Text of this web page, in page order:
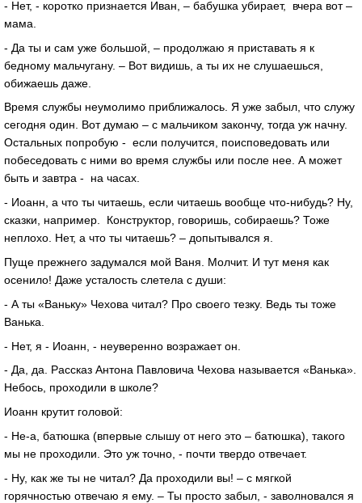
- Нет, - коротко признается Иван, – бабушка убирает, вчера вот –
мама.
- Да ты и сам уже большой, – продолжаю я приставать я к
бедному мальчугану. – Вот видишь, а ты их не слушаешься,
обижаешь даже.
Время службы неумолимо приближалось. Я уже забыл, что служу
сегодня один. Вот думаю – с мальчиком закончу, тогда уж начну.
Остальных попробую - если получится, поисповедовать или
побеседовать с ними во время службы или после нее. А может
быть и завтра - на часах.
- Иоанн, а что ты читаешь, если читаешь вообще что-нибудь? Ну,
сказки, например. Конструктор, говоришь, собираешь? Тоже
неплохо. Нет, а что ты читаешь? – допытывался я.
Пуще прежнего задумался мой Ваня. Молчит. И тут меня как
осенило! Даже усталость слетела с души:
- А ты «Ваньку» Чехова читал? Про своего тезку. Ведь ты тоже
Ванька.
- Нет, я - Иоанн, - неуверенно возражает он.
- Да, да. Рассказ Антона Павловича Чехова называется «Ванька».
Небось, проходили в школе?
Иоанн крутит головой:
- Не-а, батюшка (впервые слышу от него это – батюшка), такого
мы не проходили. Это уж точно, - почти твердо отвечает.
- Ну, как же ты не читал? Да проходили вы! – с мягкой
горячностью отвечаю я ему. – Ты просто забыл, - заволновался я